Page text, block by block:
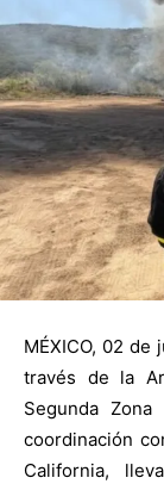
MÉXICO, 02 de
través de la
Segunda
coordinación
California,